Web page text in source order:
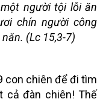
người tội lỗi ăn
chín người công
(Lc 15,3-7)
con chiên để đi tìm
cả đàn chiên! Thế